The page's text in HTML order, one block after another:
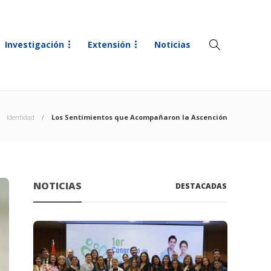
Investigación Extensión Noticias
Identidad Los Sentimientos que Acompañaron la Ascención
NOTICIAS DESTACADAS